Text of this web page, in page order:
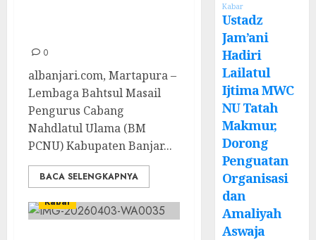
0
albanjari.com, Martapura –
Lembaga Bahtsul Masail
Pengurus Cabang
Nahdlatul Ulama (BM
PCNU) Kabupaten Banjar...
BACA SELENGKAPNYA
Kabar
Kabar
Ustadz
Jam’ani
Hadiri
Lailatul
Ijtima MWC
NU Tatah
Makmur,
Dorong
Penguatan
Organisasi
dan
Amaliyah
Aswaja